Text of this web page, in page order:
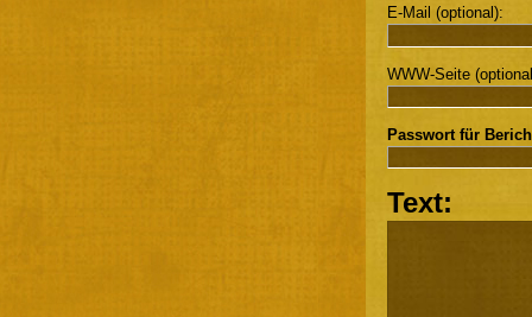
E-Mail (optional):
WWW-Seite
Passwort für
Text: